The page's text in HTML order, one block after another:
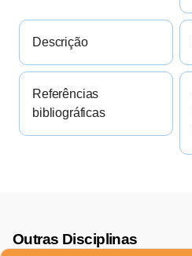
Descrição
Referências
bibliográficas
Outras Disciplinas